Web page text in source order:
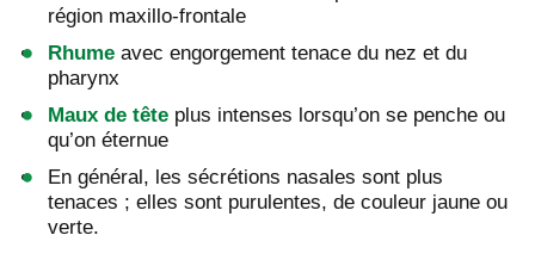
région maxillo-frontale
Rhume avec engorgement tenace du nez et du
pharynx
Maux de tête plus intenses lorsqu’on se penche ou
qu’on éternue
En général, les sécrétions nasales sont plus
tenaces ; elles sont purulentes, de couleur jaune ou
verte.